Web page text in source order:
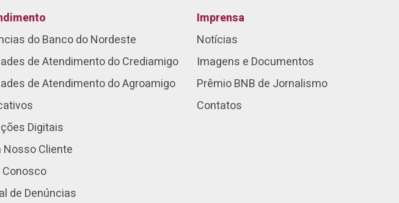
do Banco do Nordeste
de Atendimento do Crediamigo
de Atendimento do Agroamigo
Digitais
Nosso Cliente
Conosco
de Denúncias
Imprensa
Notícias
Imagens e Documentos
Prêmio BNB de Jornalismo
Contatos